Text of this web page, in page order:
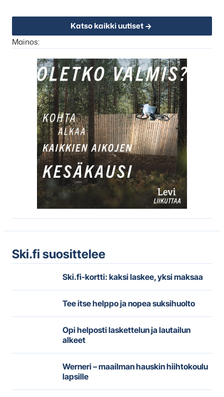
Katso kaikki uutiset
Mainos:
Ski.fi suosittelee
Ski.fi-kortti: kaksi laskee, yksi maksaa
Tee itse helppo ja nopea suksihuolto
Opi helposti laskettelun ja lautailun
alkeet
Werneri – maailman hauskin hiihtokoulu
lapsille